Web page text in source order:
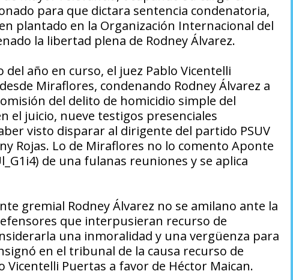
para que dictara sentencia condenatoria,
plantado en la Organización Internacional del
la libertad plena de Rodney Álvarez.
año en curso, el juez Pablo Vicentelli
Miraflores, condenando Rodney Álvarez a
del delito de homicidio simple del
el juicio, nueve testigos presenciales
visto disparar al dirigente del partido PSUV
Rojas. Lo de Miraflores no lo comento Aponte
de una fulanas reuniones y se aplica
gremial Rodney Álvarez no se amilano ante la
que interpusieran recurso de
una inmoralidad y una vergüenza para
en el tribunal de la causa recurso de
Puertas a favor de Héctor Maican.